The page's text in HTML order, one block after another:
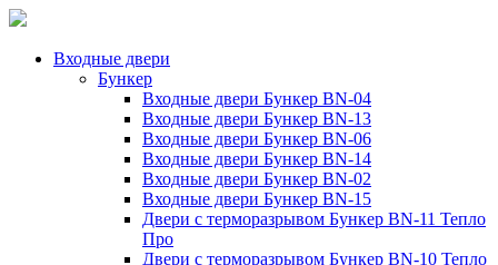
Входные двери
Бункер
Входные двери Бункер BN-04
Входные двери Бункер BN-13
Входные двери Бункер BN-06
Входные двери Бункер BN-14
Входные двери Бункер BN-02
Входные двери Бункер BN-15
Двери с терморазрывом Бункер BN-11 Тепло
Про
Двери с терморазрывом Бункер BN-10 Тепло